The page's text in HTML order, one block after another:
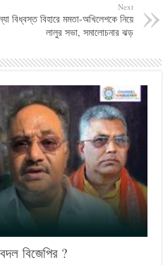
Next
বিধ্বস্ত বিহারে মমতা-অখিলেশকে নিয়ে
লালুর সভা, সমালোচনার ঝড়
বিজেপির ?